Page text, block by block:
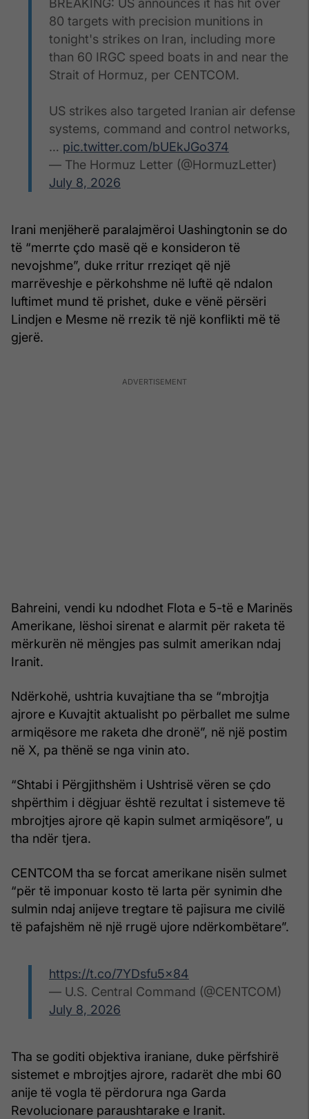
BREAKING: US announces it has hit over
80 targets with precision munitions in
tonight's strikes on Iran, including more
than 60 IRGC speed boats in and near the
Strait of Hormuz, per CENTCOM.
US strikes also targeted Iranian air defense
systems, command and control networks,
… pic.twitter.com/bUEkJGo374
— The Hormuz Letter (@HormuzLetter)
July 8, 2026
Irani menjëherë paralajmëroi Uashingtonin se do
të “merrte çdo masë që e konsideron të
nevojshme”, duke rritur rreziqet që një
marrëveshje e përkohshme në luftë që ndalon
luftimet mund të prishet, duke e vënë përsëri
Lindjen e Mesme në rrezik të një konflikti më të
gjerë.
Bahreini, vendi ku ndodhet Flota e 5-të e Marinës
Amerikane, lëshoi sirenat e alarmit për raketa të
mërkurën në mëngjes pas sulmit amerikan ndaj
Iranit.
Ndërkohë, ushtria kuvajtiane tha se “mbrojtja
ajrore e Kuvajtit aktualisht po përballet me sulme
armiqësore me raketa dhe dronë”, në një postim
në X, pa thënë se nga vinin ato.
“Shtabi i Përgjithshëm i Ushtrisë vëren se çdo
shpërthim i dëgjuar është rezultat i sistemeve të
mbrojtjes ajrore që kapin sulmet armiqësore”, u
tha ndër tjera.
CENTCOM tha se forcat amerikane nisën sulmet
“për të imponuar kosto të larta për synimin dhe
sulmin ndaj anijeve tregtare të pajisura me civilë
të pafajshëm në një rrugë ujore ndërkombëtare”.
https://t.co/7YDsfu5x84
— U.S. Central Command (@CENTCOM)
July 8, 2026
Tha se goditi objektiva iraniane, duke përfshirë
sistemet e mbrojtjes ajrore, radarët dhe mbi 60
anije të vogla të përdorura nga Garda
Revolucionare paraushtarake e Iranit.